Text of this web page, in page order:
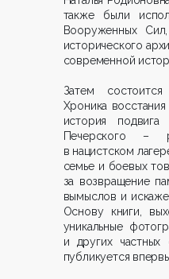
также были
Вооруженных
исторического
современной
Затем
Хроника
история
Печерского –
в нацистском
семье и боевых
за возвращение
вымыслов и
Основу книги,
уникальные
и других частных
публикуется